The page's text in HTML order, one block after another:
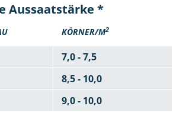
Aussaatstärke *
KÖRNER/M2
7,0 - 7,5
8,5 - 10,0
9,0 - 10,0